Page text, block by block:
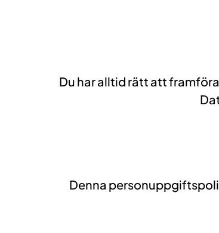
Du har alltid rätt att
Denna